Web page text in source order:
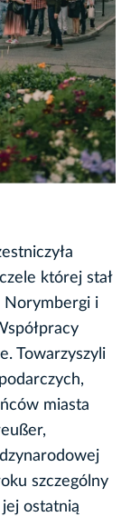
której stał
Norymbergi i
Towarzyszyli
miasta
szczególny
ostatnią